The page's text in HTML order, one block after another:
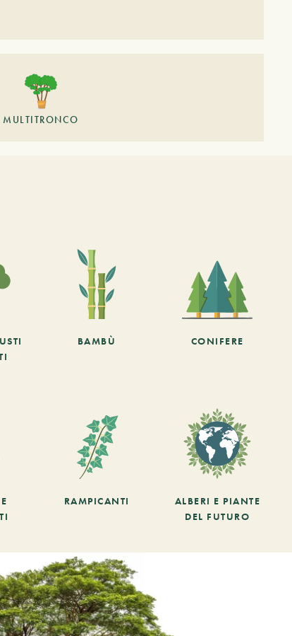
MULTITRONCO
BAMBÙ CONIFERE
RAMPICANTI
ALBERI E PIANTE
DEL FUTURO